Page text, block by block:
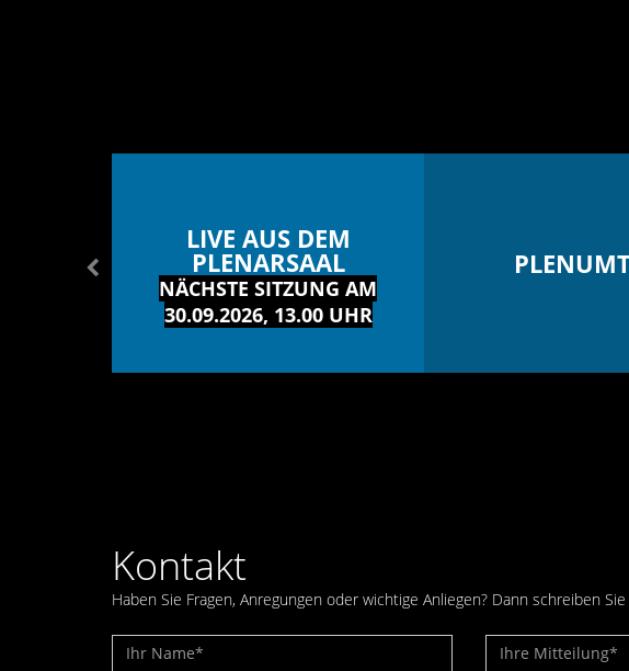
LIVE AUS DEM
PLENARSAAL
NÄCHSTE SITZUNG AM
30.09.2026, 13.00 UHR
Kontakt
Haben Sie Fragen, Anregungen oder wichtige Anliegen? Dann schreiben